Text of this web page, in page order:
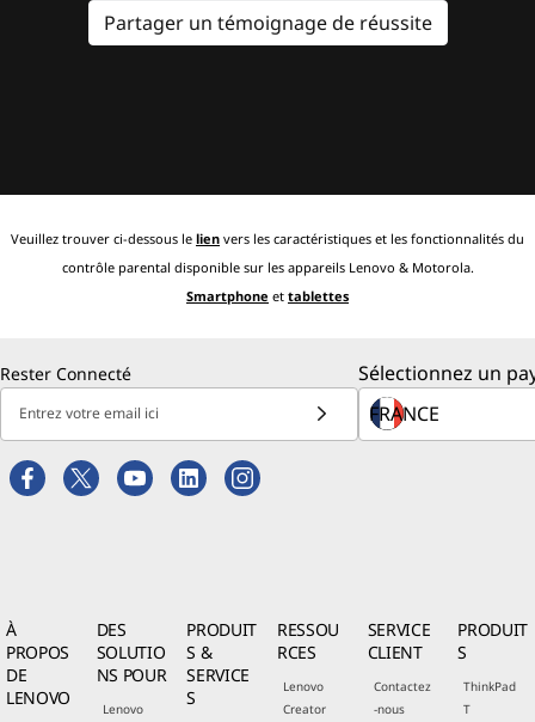
Partager un témoignage de réussite
Veuillez trouver ci-dessous le lien vers les caractéristiques et les fonctionnalités du
contrôle parental disponible sur les appareils Lenovo & Motorola.
Smartphone et tablettes
Rester Connecté
Entrez votre email ici
Sélectionnez un
À
PROPOS
DE
LENOVO
DES
SOLUTIO
NS POUR
Lenovo
PRODUIT
S &
SERVICE
S
RESSOU
RCES
Lenovo
Creator
SERVICE
CLIENT
Contactez
-nous
PRODUIT
S
ThinkPad
T